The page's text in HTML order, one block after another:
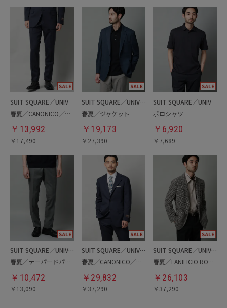
SUIT SQUARE／UNIVERSAL LANGUAGE
春夏／CANONICO／テーパードパンツ
￥ 13,992
￥17,490
SUIT SQUARE／UNIVERSAL LANGUAGE
春夏／ジャケット
￥ 19,173
￥27,390
SUIT SQUARE／UNIVERSAL LANGUAGE
ポロシャツ
￥ 6,920
￥7,689
SUIT SQUARE／UNIVERSAL LANGUAGE
春夏／テーパードパンツ
￥ 10,472
￥13,090
SUIT SQUARE／UNIVERSAL LANGUAGE
春夏／CANONICO／ジャケット
￥ 29,832
￥37,290
SUIT SQUARE／UNIVERSAL LANGUAGE
春夏／LANIFICIO ROMA／ジャケット
￥ 26,103
￥37,290